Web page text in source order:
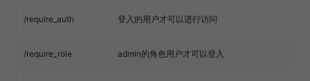
/require_auth 登入的用户才可以进行访问
/require_role admin的角色用户才可以登入